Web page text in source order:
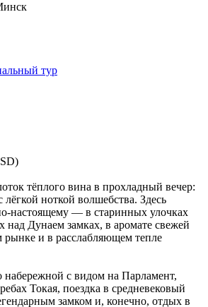
тур
тёплого вина в прохладный вечер:
ноткой волшебства. Здесь
настоящему — в старинных улочках
над Дунаем замках, в аромате свежей
рынке и в расслабляющем тепле
набережной с видом на Парламент,
Токая, поездка в средневековый
замком и, конечно, отдых в